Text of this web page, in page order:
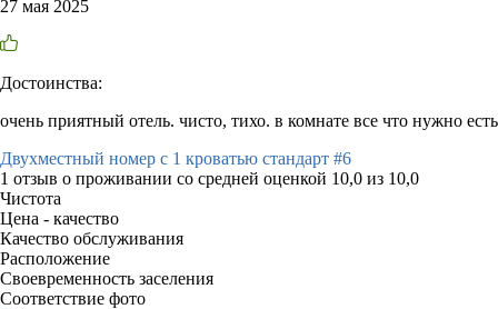
27 мая 2025
Достоинства:
очень приятный отель. чисто, тихо. в комнате все что нужно есть
Двухместный номер с 1 кроватью стандарт #6
1 отзыв о проживании со средней оценкой 10,0 из 10,0
Чистота
Цена - качество
Качество обслуживания
Расположение
Своевременность заселения
Соответствие фото